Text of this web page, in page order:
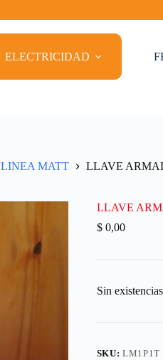
ELECTRICIDAD
LINEA MATT LLAVE
LLAVE
$0,00
Sin existencias
SKU:LM1P1T